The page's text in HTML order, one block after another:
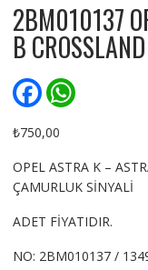
2BM010137
B
F
a
e
b
o
k
W
h
p
p
₺750,00
OPEL ASTRA K –
ÇAMURLUK SİNYALİ
ADET FİYATIDIR.
NO: 2BM010137 /